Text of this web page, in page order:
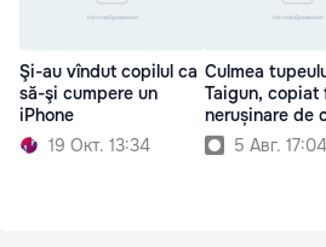
Şi-au vîndut copilul ca
să-şi cumpere un
iPhone
19 Окт. 13:34
Culmea
Taigun, copiat
nerușinare de
5 Авг. 17:04